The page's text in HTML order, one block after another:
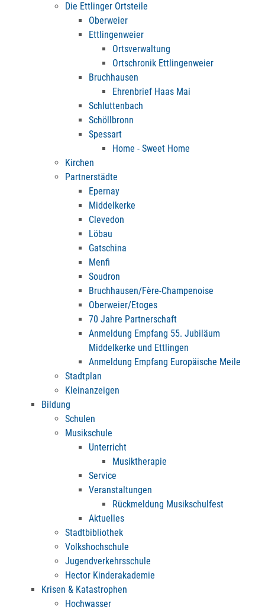
Die Ettlinger Ortsteile
Oberweier
Ettlingenweier
Ortsverwaltung
Ortschronik Ettlingenweier
Bruchhausen
Ehrenbrief Haas Mai
Schluttenbach
Schöllbronn
Spessart
Home - Sweet Home
Kirchen
Partnerstädte
Epernay
Middelkerke
Clevedon
Löbau
Gatschina
Menfi
Soudron
Bruchhausen/Fère-Champenoise
Oberweier/Etoges
70 Jahre Partnerschaft
Anmeldung Empfang 55. Jubiläum
Middelkerke und Ettlingen
Anmeldung Empfang Europäische Meile
Stadtplan
Kleinanzeigen
Bildung
Schulen
Musikschule
Unterricht
Musiktherapie
Service
Veranstaltungen
Rückmeldung Musikschulfest
Aktuelles
Stadtbibliothek
Volkshochschule
Jugendverkehrsschule
Hector Kinderakademie
Krisen & Katastrophen
Hochwasser